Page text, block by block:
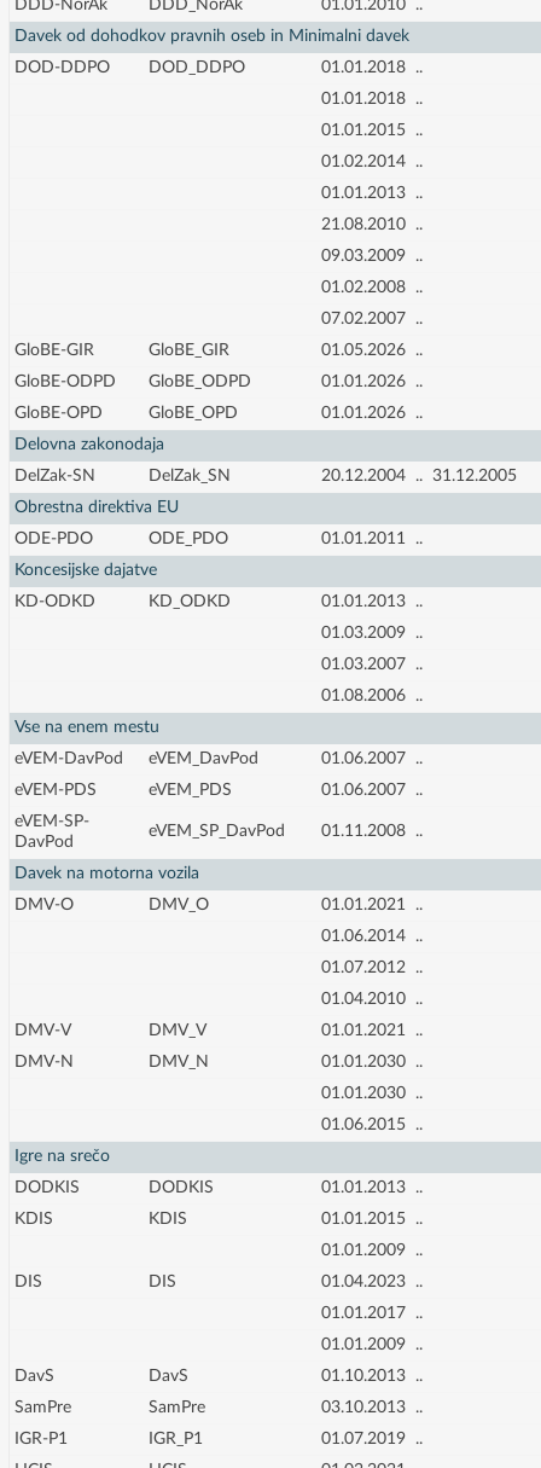
DDD-NorAk
DDD_NorAk 01.01.2010
..
Davek od dohodkov pravnih oseb in Minimalni davek
DOD-DDPO
DOD_DDPO 01.01.2018
..
01.01.2018
..
01.01.2015
..
01.02.2014
..
01.01.2013
..
21.08.2010
..
09.03.2009
..
01.02.2008
..
07.02.2007
..
GloBE-GIR
GloBE_GIR 01.05.2026
..
GloBE-ODPD
GloBE_ODPD 01.01.2026
..
GloBE-OPD
GloBE_OPD 01.01.2026
..
Delovna zakonodaja
DelZak-SN
DelZak_SN 20.12.2004 .. 31.12.2005
Obrestna direktiva EU
ODE-PDO
ODE_PDO 01.01.2011
..
Koncesijske dajatve
KD-ODKD
KD_ODKD 01.01.2013
..
01.03.2009
..
01.03.2007
..
01.08.2006
..
Vse na enem mestu
eVEM-DavPod
eVEM_DavPod 01.06.2007
..
eVEM-PDS
eVEM_PDS 01.06.2007
..
eVEM-SP-
DavPod
eVEM_SP_DavPod 01.11.2008 ..
Davek na motorna vozila
DMV-O
DMV_O 01.01.2021
..
01.06.2014
..
01.07.2012
..
01.04.2010
..
DMV-V
DMV_V 01.01.2021
..
DMV-N
DMV_N 01.01.2030
..
01.01.2030
..
01.06.2015
..
Igre na srečo
DODKIS
DODKIS 01.01.2013
..
KDIS
KDIS 01.01.2015
..
01.01.2009
..
DIS
DIS 01.04.2023
..
01.01.2017
..
01.01.2009
..
DavS
DavS 01.10.2013
..
SamPre
SamPre 03.10.2013
..
IGR-P1
IGR_P1 01.07.2019
..